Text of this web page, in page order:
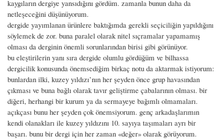
kaygıların dergiye yansıdığını gördüm. zamanla bunun daha da
netleşeceğini düşünüyorum.
dergide yayımlanan ürünlere baktığımda gerekli seçiciliğin yapıldığını
söylemek de zor. buna paralel olarak nitel sıçramalar yapamamış
olması da derginin önemli sorunlarından birisi gibi görünüyor.
bu eleştirilerin yanı sıra dergide olumlu gördüğüm ve bilhassa
dergicilik konusunda önemsediğim birkaç notu da aktarmak istiyorum:
bunlardan ilki, kuzey yıldızı’nın her şeyden önce grup havasından
çıkması ve buna bağlı olarak tavır geliştirme çabalarının olması. bir
diğeri, herhangi bir kurum ya da sermayeye bağımlı olmamaları.
açıkçası bunu her şeyden çok önemsiyorum. genç arkadaşlarımın
kendi olanakları ile kuzey yıldızını 10. sayıya taşımaları ayrı bir
başarı. bunu bir dergi için her zaman «değer» olarak görüyorum.